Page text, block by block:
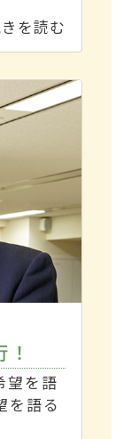
を読む
望を語
を語る